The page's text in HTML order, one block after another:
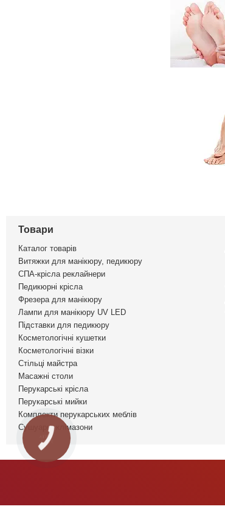
Товари
Каталог товарів
Витяжки для манікюру, педикюру
СПА-крісла реклайнери
Педикюрні крісла
Фрезера для манікюру
Лампи для манікюру UV LED
Підставки для педикюру
Косметологічні кушетки
Косметологічні візки
Стільці майстра
Масажні столи
Перукарські крісла
Перукарські мийки
Комплекти перукарських меблів
Сушуари, клімазони
КНОПКА
ЗВ'ЯЗКУ